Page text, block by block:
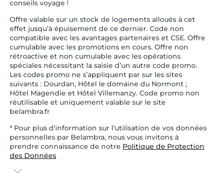
conseils voyage !
Offre valable sur un stock de logements alloués à cet
effet jusqu’à épuisement de ce dernier. Code non
compatible avec les avantages partenaires et CSE. Offre
cumulable avec les promotions en cours. Offre non
rétroactive et non cumulable avec les opérations
spéciales nécessitant la saisie d’un autre code promo.
Les codes promo ne s’appliquent par sur les sites
suivants : Dourdan, Hôtel le domaine du Normont ;
Hôtel Magendie et Hôtel Villemanzy. Code promo non
réutilisable et uniquement valable sur le site
belambra.fr
* Pour plus d'information sur l'utilisation de vos données
personnelles par Belambra, nous vous invitons à
prendre connaissance de notre Politique de Protection
des Données